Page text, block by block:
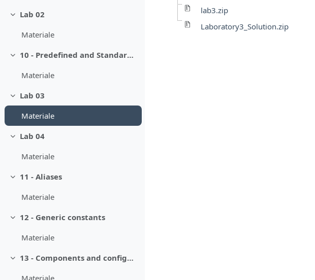
Minimizza
Lab 02
Materiale
Minimizza
10 - Predefined and Standard Packages
Materiale
Minimizza
Lab 03
Materiale
Minimizza
Lab 04
Materiale
Minimizza
11 - Aliases
Materiale
Minimizza
12 - Generic constants
Materiale
Minimizza
13 - Components and configurations
lab3.zip
Laboratory3_Solution.zip